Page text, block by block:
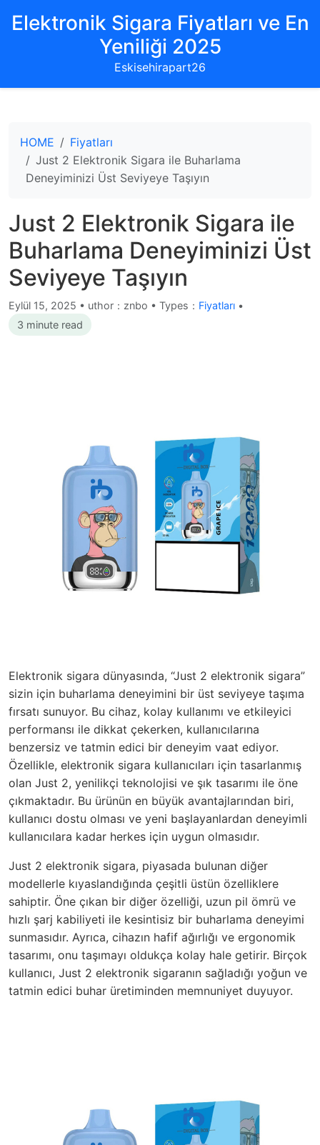
Elektronik Sigara Fiyatları ve En
Yeniliği 2025
Eskisehirapart26
HOME
Fiyatları
Just 2 Elektronik Sigara ile Buharlama
Deneyiminizi Üst Seviyeye Taşıyın
Just 2 Elektronik Sigara ile
Buharlama Deneyiminizi Üst
Seviyeye Taşıyın
Eylül 15, 2025 • uthor：znbo • Types： Fiyatları •
3 minute read
Elektronik sigara dünyasında, “Just 2 elektronik sigara”
sizin için buharlama deneyimini bir üst seviyeye taşıma
fırsatı sunuyor. Bu cihaz, kolay kullanımı ve etkileyici
performansı ile dikkat çekerken, kullanıcılarına
benzersiz ve tatmin edici bir deneyim vaat ediyor.
Özellikle, elektronik sigara kullanıcıları için tasarlanmış
olan Just 2, yenilikçi teknolojisi ve şık tasarımı ile öne
çıkmaktadır. Bu ürünün en büyük avantajlarından biri,
kullanıcı dostu olması ve yeni başlayanlardan deneyimli
kullanıcılara kadar herkes için uygun olmasıdır.
Just 2 elektronik sigara, piyasada bulunan diğer
modellerle kıyaslandığında çeşitli üstün özelliklere
sahiptir. Öne çıkan bir diğer özelliği, uzun pil ömrü ve
hızlı şarj kabiliyeti ile kesintisiz bir buharlama deneyimi
sunmasıdır. Ayrıca, cihazın hafif ağırlığı ve ergonomik
tasarımı, onu taşımayı oldukça kolay hale getirir. Birçok
kullanıcı, Just 2 elektronik sigaranın sağladığı yoğun ve
tatmin edici buhar üretiminden memnuniyet duyuyor.